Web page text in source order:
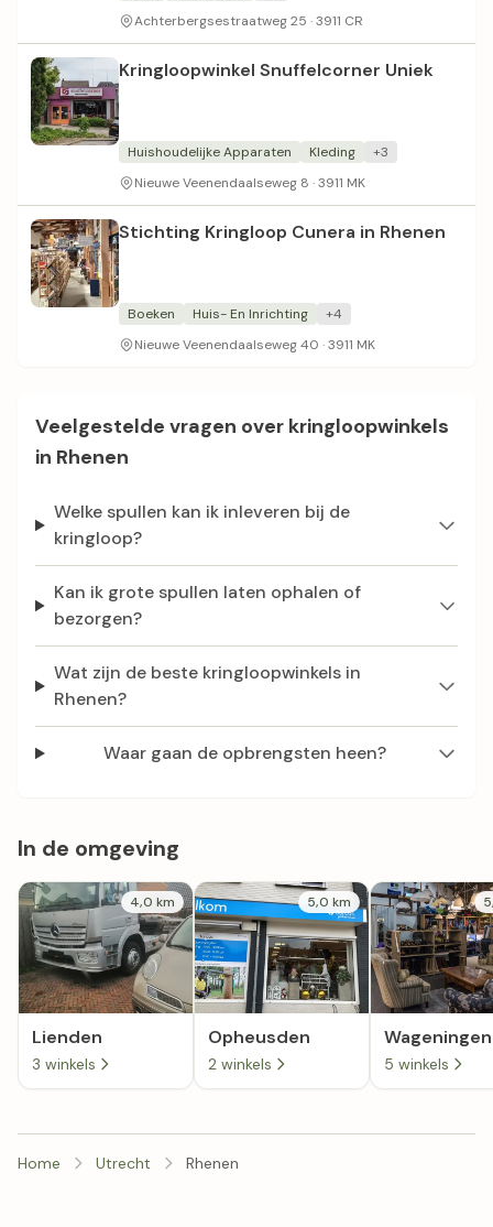
Achterbergsestraatweg 25 · 3911 CR
Kringloopwinkel Snuffelcorner Uniek
Huishoudelijke Apparaten Kleding
+3
Nieuwe Veenendaalseweg 8 · 3911 MK
Stichting Kringloop Cunera in Rhenen
Boeken Huis- En Inrichting
+4
Nieuwe Veenendaalseweg 40 · 3911 MK
Veelgestelde vragen over kringloopwinkels
in Rhenen
Welke spullen kan ik inleveren bij de
kringloop?
Kan ik grote spullen laten ophalen of
bezorgen?
Wat zijn de beste kringloopwinkels in
Rhenen?
Waar gaan de opbrengsten heen?
In de omgeving
4,0 km
Lienden
3 winkels
5,0 km
Opheusden
2 winkels
Wageningen
5 winkels
Home Utrecht Rhenen